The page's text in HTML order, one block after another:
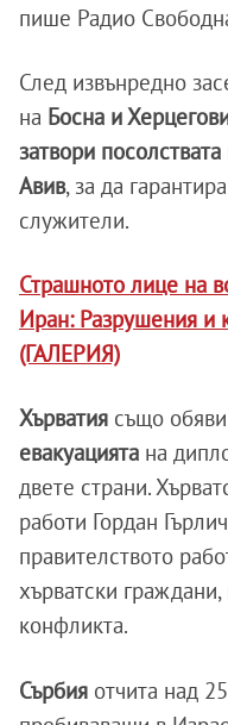
пише Радио
След извънредно
на Босна и
затвори
Авив, за да
служители.
Страшното лице на
Иран: Разрушения и
(ГАЛЕРИЯ)
Хърватия също
евакуацията на
двете страни.
работи Гордан
правителството
хърватски
конфликта.
Сърбия отчита над